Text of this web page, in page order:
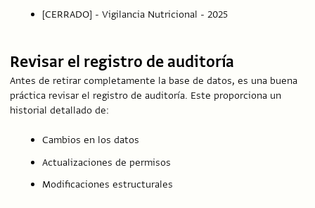
[CERRADO] - Vigilancia Nutricional - 2025
Revisar el registro de auditoría
Antes de retirar completamente la base de datos, es una buena
práctica revisar el registro de auditoría. Este proporciona un
historial detallado de:
Cambios en los datos
Actualizaciones de permisos
Modificaciones estructurales